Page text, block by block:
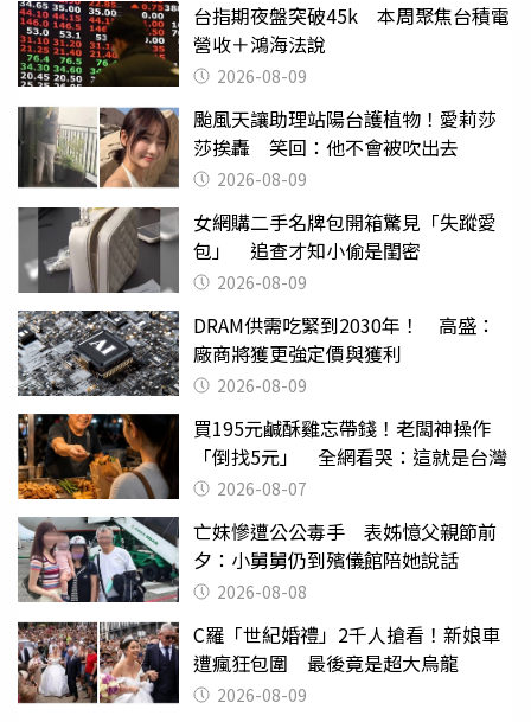
台指期夜盤突破45k 本周聚焦台積電
營收＋鴻海法說
2026-08-09
颱風天讓助理站陽台護植物！愛莉莎
莎挨轟 笑回：他不會被吹出去
2026-08-09
女網購二手名牌包開箱驚見「失蹤愛
包」 追查才知小偷是閨密
2026-08-09
DRAM供需吃緊到2030年！ 高盛：
廠商將獲更強定價與獲利
2026-08-09
買195元鹹酥雞忘帶錢！老闆神操作
「倒找5元」 全網看哭：這就是台灣
2026-08-07
亡妹慘遭公公毒手 表姊憶父親節前
夕：小舅舅仍到殯儀館陪她說話
2026-08-08
C羅「世紀婚禮」2千人搶看！新娘車
遭瘋狂包圍 最後竟是超大烏龍
2026-08-09